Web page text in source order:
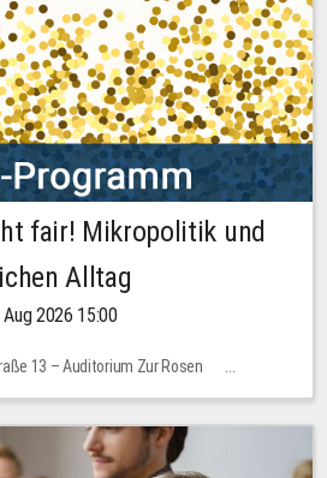
fair! Mikropolitik und
Alltag
2026 15:00
13 – Auditorium Zur Rosen